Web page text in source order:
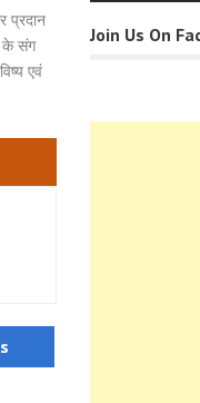
प्रदान
के संग
एवं
Join Us On